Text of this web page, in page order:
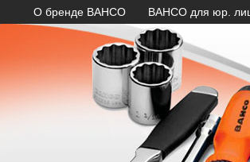
О бренде BAHCO BAHCO для юр.